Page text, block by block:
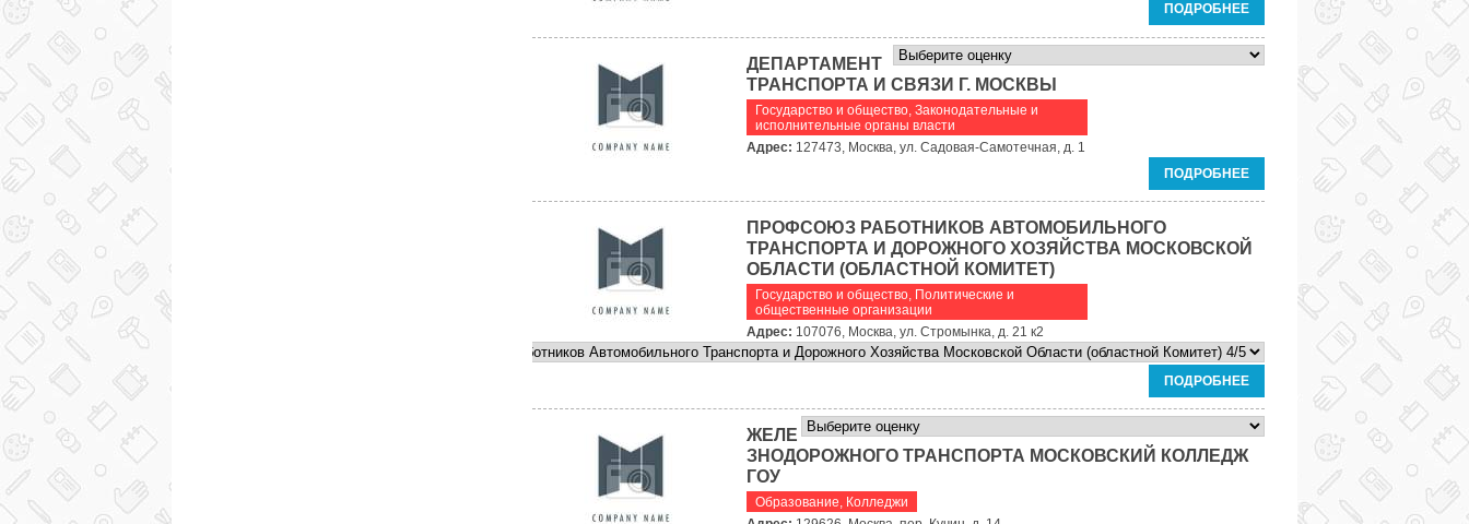
ПОДРОБНЕЕ
ДЕПАРТАМЕНТ
ТРАНСПОРТА И СВЯЗИ Г. МОСКВЫ
Государство и общество, Законодательные и
исполнительные органы власти
Адрес: 127473, Москва, ул. Садовая-Самотечная, д. 1
ПОДРОБНЕЕ
ПРОФСОЮЗ РАБОТНИКОВ АВТОМОБИЛЬНОГО
ТРАНСПОРТА И ДОРОЖНОГО ХОЗЯЙСТВА МОСКОВСКОЙ
ОБЛАСТИ (ОБЛАСТНОЙ КОМИТЕТ)
Государство и общество, Политические и
общественные организации
Адрес: 107076, Москва, ул. Стромынка, д. 21 к2
ПОДРОБНЕЕ
ЖЕЛЕ
ЗНОДОРОЖНОГО ТРАНСПОРТА МОСКОВСКИЙ КОЛЛЕДЖ
ГОУ
Образование, Колледжи